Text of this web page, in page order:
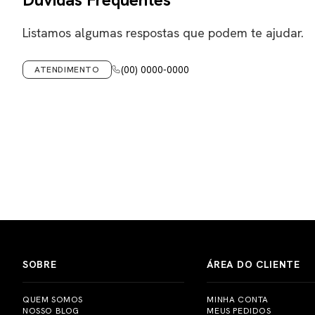
Listamos algumas respostas que podem te ajudar.
ATENDIMENTO (00) 0000-0000
SOBRE
QUEM SOMOS
NOSSO BLOG
ÁREA DO CLIENTE
MINHA CONTA
MEUS PEDIDOS